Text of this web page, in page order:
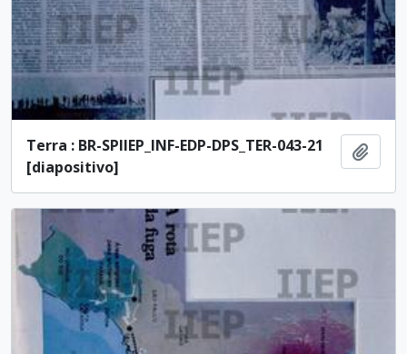
Terra : BR-SPIIEP_INF-EDP-DPS_TER-043-21
[diapositivo]